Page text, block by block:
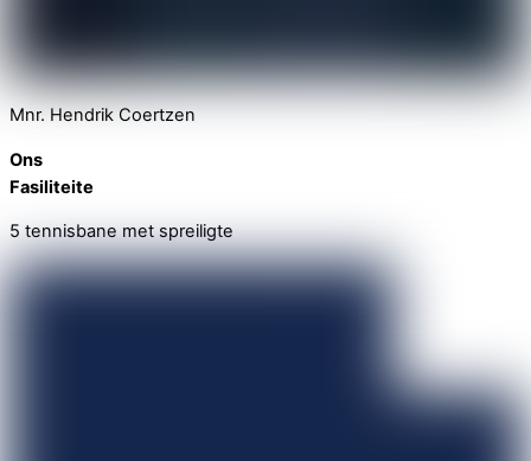
Mnr. Hendrik Coertzen
Ons
Fasiliteite
5 tennisbane met spreiligte